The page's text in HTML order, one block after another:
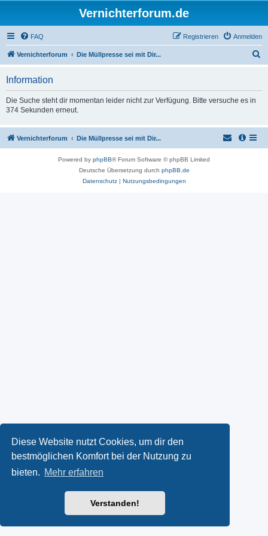
Diese Website nutzt Cookies, um dir den
bestmöglichen Komfort bei der Nutzung zu
bieten. Mehr erfahren
Verstanden!
Vernichterforum.de
FAQ Anmelden
Registrieren
Vernichterforum Die Müllpresse sei mit Dir...
Information
Die Suche steht dir momentan leider nicht zur Verfügung. Bitte versuche es in
374 Sekunden erneut.
Vernichterforum Die Müllpresse sei mit Dir...
Powered by phpBB® Forum Software © phpBB Limited
Deutsche Übersetzung durch phpBB.de
Datenschutz| Nutzungsbedingungen